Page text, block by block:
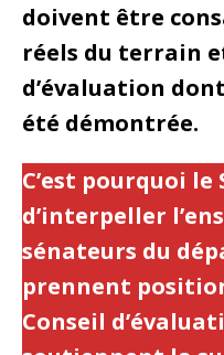
doivent être
réels du terrain
d’évaluation
été démontrée.
C’est pourquoi le
d’interpeller
sénateurs du
prennent
Conseil